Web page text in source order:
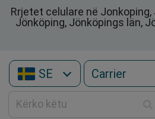
Rrjetet celulare në
Jönköping, Jönköpings län,
SE